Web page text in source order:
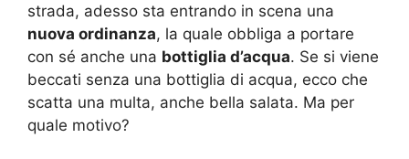
strada, adesso sta entrando in scena una
nuova ordinanza, la quale obbliga a portare
con sé anche una bottiglia d’acqua. Se si viene
beccati senza una bottiglia di acqua, ecco che
scatta una multa, anche bella salata. Ma per
quale motivo?